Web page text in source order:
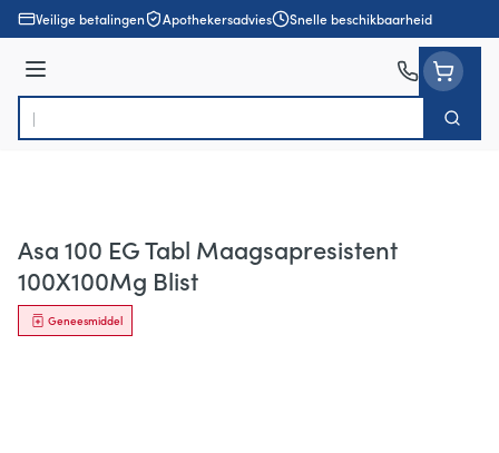
Ga naar de inhoud
Veilige betalingen Apothekersadvies Snelle beschikbaarheid
Menu
Product, merk, categorie...
Zoek
Asa 100 EG Tabl Maagsapresistent
100X100Mg Blist
Geneesmiddel